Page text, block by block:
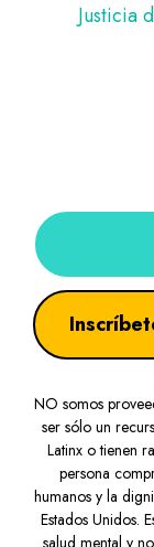
Justicia
NO somos
ser sólo un
Latinx o tienen
persona
humanos y la
Estados Unidos.